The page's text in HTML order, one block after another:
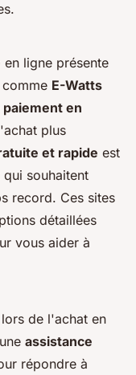
en ligne présente
E-Watts
paiement en
plus
et rapide est
souhaitent
record. Ces sites
détaillées
vous aider à
de l'achat en
assistance
répondre à